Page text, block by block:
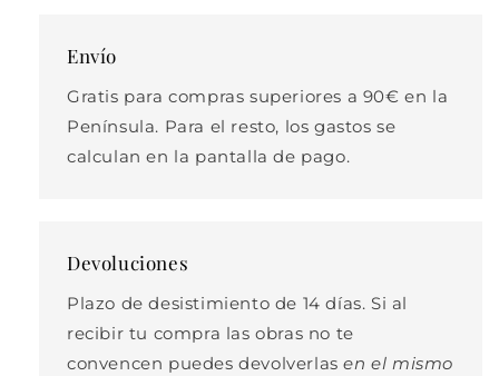
Envío
Gratis para compras superiores a 90€ en la
Península. Para el resto, los gastos se
calculan en la pantalla de pago.
Devoluciones
Plazo de desistimiento de 14 días. Si al
recibir tu compra las obras no te
convencen puedes devolverlasen el mismo